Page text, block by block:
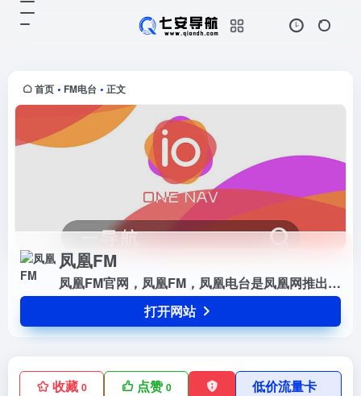
首页 • FM电台 • 正文
凤凰FM
凤凰FM官网，凤凰FM，凤凰电台是凤凰网推出的一款手机音频应用，可以收听凤凰卫视中文台和资讯台的多档名牌节目。
打开网站
收藏 0 点赞0
低价流量卡
以收听凤凰卫视中文台和资讯台的多
档名牌节目。